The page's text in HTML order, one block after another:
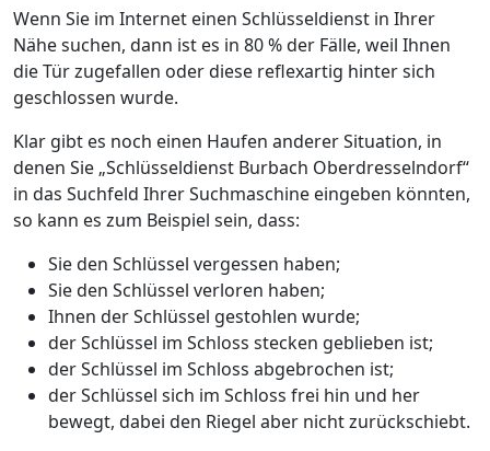
Wenn Sie im Internet einen Schlüsseldienst in Ihrer
Nähe suchen, dann ist es in 80 % der Fälle, weil Ihnen
die Tür zugefallen oder diese reflexartig hinter sich
geschlossen wurde.
Klar gibt es noch einen Haufen anderer Situation, in
denen Sie „Schlüsseldienst Burbach Oberdresselndorf“
in das Suchfeld Ihrer Suchmaschine eingeben könnten,
so kann es zum Beispiel sein, dass:
Sie den Schlüssel vergessen haben;
Sie den Schlüssel verloren haben;
Ihnen der Schlüssel gestohlen wurde;
der Schlüssel im Schloss stecken geblieben ist;
der Schlüssel im Schloss abgebrochen ist;
der Schlüssel sich im Schloss frei hin und her
bewegt, dabei den Riegel aber nicht zurückschiebt.